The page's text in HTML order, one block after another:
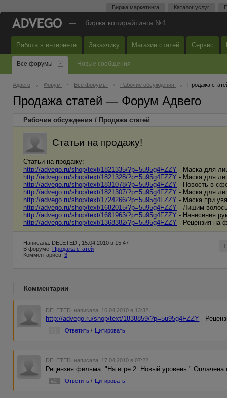
Биржа маркетинга Каталог услуг
— биржа копирайтинга №1
Работа в интернете Заказчику Магазин статей Сервис
Все форумы Новые сообщения
Адвего Форум Все форумы Рабочие обсуждения Продажа
Продажа статей — Форум Адвего
Рабочие обсуждения / Продажа статей
Статьи на продажу!
Статьи на продажу:
http://advego.ru/shop/text/1821335/?p=5u95g4FZZY - Маска для
http://advego.ru/shop/text/1821328/?p=5u95g4FZZY - Маска для
http://advego.ru/shop/text/1831078/?p=5u95g4FZZY - Новость в
http://advego.ru/shop/text/1821307/?p=5u95g4FZZY - Маска для
http://advego.ru/shop/text/1724266/?p=5u95g4FZZY - Маска при
http://advego.ru/shop/text/1682015/?p=5u95g4FZZY - Лишим
http://advego.ru/shop/text/1681963/?p=5u95g4FZZY - Нанесения
http://advego.ru/shop/text/1368382/?p=5u95g4FZZY - Рецензия на
Написала: DELETED , 15.04.2010 в 15:47
В форуме: Продажа статей
Комментариев: 3
Комментарии
DELETED написала 16.04.2010 в 13:32
http://advego.ru/shop/text/1838859/?p=5u95g4FZZY -
Ответить / Цитировать
DELETED написала 17.04.2010 в 07:22
Рецензия фильма: "На игре 2. Новый уровень." Оплачена
#2 Ответить / Цитировать